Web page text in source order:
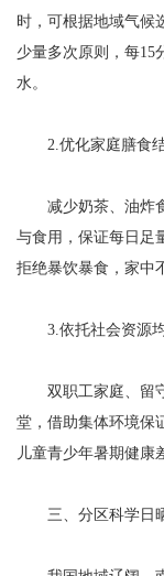
时，可根据地域气候
少量多次原则，每15
水。
2.优化家庭膳食
减少奶茶、油炸食
与食用，保证每日足
拒绝暴饮暴食，家中
3.依托社会资源
双职工家庭、留守
堂，借助集体环境保
儿童青少年暑期健康
三、分区科学日晒